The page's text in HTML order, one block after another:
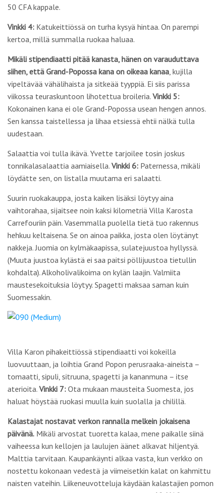
50 CFA kappale.
Vinkki 4: Katukeittiössä on turha kysyä hintaa. On parempi
kertoa, millä summalla ruokaa haluaa.
Mikäli stipendiaatti pitää kanasta, hänen on varauduttava
siihen, että Grand-Popossa kana on oikeaa kanaa, kujilla
vipeltävää vähälihaista ja sitkeää tyyppiä. Ei siis parissa
viikossa teuraskuntoon lihotettua broileria. Vinkki 5:
Kokonainen kana ei ole Grand-Popossa usean hengen annos.
Sen kanssa taistellessa ja lihaa etsiessä ehtii nälkä tulla
uudestaan.
Salaattia voi tulla ikävä. Yvette tarjoilee tosin joskus
tonnikalasalaattia aamiaisella. Vinkki 6: Paternessa, mikäli
löydätte sen, on listalla muutama eri salaatti.
Suurin ruokakauppa, josta kaiken lisäksi löytyy aina
vaihtorahaa, sijaitsee noin kaksi kilometriä Villa Karosta
Carrefouriin päin. Vasemmalla puolella tietä tuo rakennus
hehkuu keltaisena. Se on ainoa paikka, josta olen löytänyt
nakkeja. Juomia on kylmäkaapissa, sulatejuustoa hyllyssä.
(Muuta juustoa kylästä ei saa paitsi pöllijuustoa tietullin
kohdalta). Alkoholivalikoima on kylän laajin. Valmiita
maustesekoituksia löytyy. Spagetti maksaa saman kuin
Suomessakin.
Villa Karon pihakeittiössä stipendiaatti voi kokeilla
luovuuttaan, ja loihtia Grand Popon perusraaka-aineista –
tomaatti, sipuli, sitruuna, spagetti ja kananmuna – itse
aterioita. Vinkki 7: Ota mukaan mausteita Suomesta, jos
haluat höystää ruokasi muulla kuin suolalla ja chilillä.
Kalastajat nostavat verkon rannalla melkein jokaisena
päivänä. Mikäli arvostat tuoretta kalaa, mene paikalle siinä
vaiheessa kun kellojen ja laulujen äänet alkavat hiljentyä.
Malttia tarvitaan. Kaupankäynti alkaa vasta, kun verkko on
nostettu kokonaan vedestä ja viimeisetkin kalat on kahmittu
naisten vateihin. Liikeneuvotteluja käydään kalastajien pomon